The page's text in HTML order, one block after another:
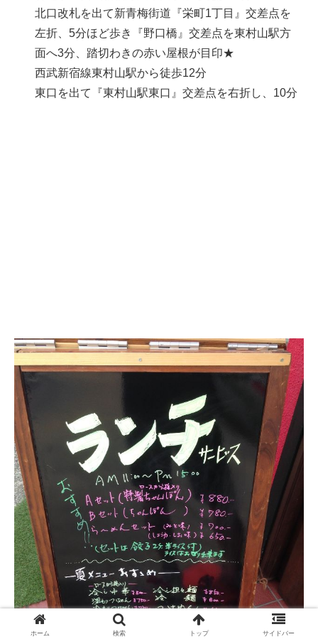
北口改札を出て新青梅街道『栄町1丁目』交差点を
左折、5分ほど歩き『野口橋』交差点を東村山駅方
面へ3分、踏切わきの赤い屋根が目印★
西武新宿線東村山駅から徒歩12分
東口を出て『東村山駅東口』交差点を右折し、10分
ホーム 検索 トップ サイドバー